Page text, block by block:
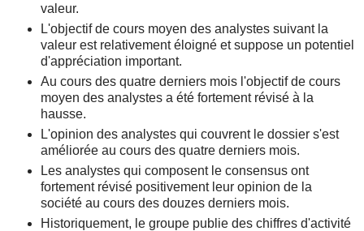
valeur.
L'objectif de cours moyen des analystes suivant la
valeur est relativement éloigné et suppose un potentiel
d'appréciation important.
Au cours des quatre derniers mois l'objectif de cours
moyen des analystes a été fortement révisé à la
hausse.
L'opinion des analystes qui couvrent le dossier s'est
améliorée au cours des quatre derniers mois.
Les analystes qui composent le consensus ont
fortement révisé positivement leur opinion de la
société au cours des douzes derniers mois.
Historiquement, le groupe publie des chiffres d'activité